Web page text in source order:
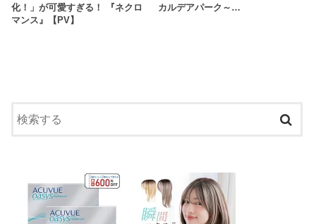
化！」が可愛すぎる！ 『ネクロ
マンス』【PV】
カルデアパーク～…